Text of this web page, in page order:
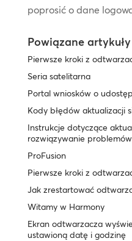
poprosić o dane
Powiązane artykuły
Pierwsze kroki z
Seria satelitarna
Portal wniosków o
Kody błędów aktualizacji
Instrukcje dotyczące
rozwiązywanie problemów
ProFusion
Pierwsze kroki z
Jak zrestartować
Witamy w Harmony
Ekran odtwarzacza
ustawioną datę i godzinę